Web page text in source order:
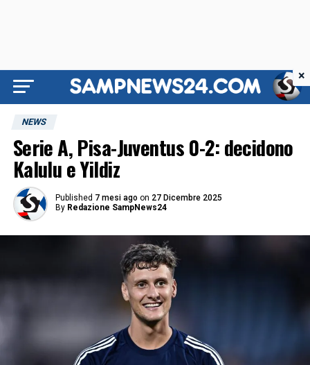
NEWS
Serie A, Pisa-Juventus 0-2: decidono
Kalulu e Yildiz
Published 7 mesi ago on 27 Dicembre 2025
By Redazione SampNews24
×